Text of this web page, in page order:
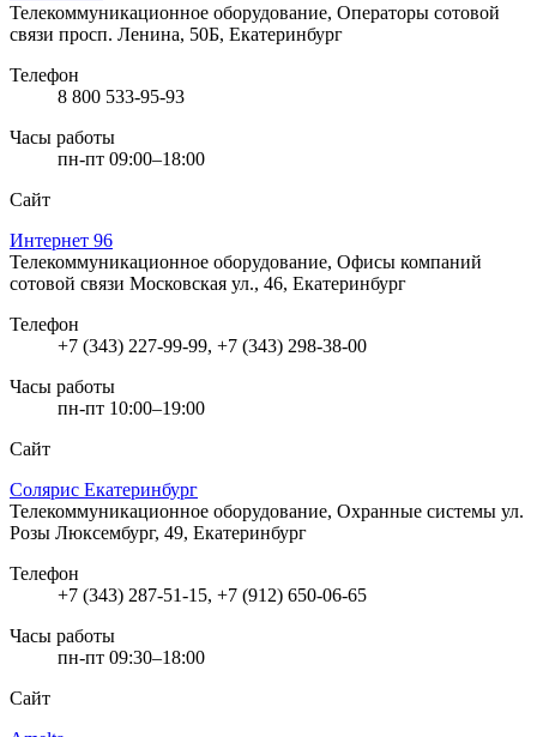
Телекоммуникационное оборудование, Операторы сотовой
связи просп. Ленина, 50Б, Екатеринбург
Телефон
8 800 533-95-93
Часы работы
пн-пт 09:00–18:00
Сайт
Интернет 96
Телекоммуникационное оборудование, Офисы компаний
сотовой связи Московская ул., 46, Екатеринбург
Телефон
+7 (343) 227-99-99, +7 (343) 298-38-00
Часы работы
пн-пт 10:00–19:00
Сайт
Солярис Екатеринбург
Телекоммуникационное оборудование, Охранные системы ул.
Розы Люксембург, 49, Екатеринбург
Телефон
+7 (343) 287-51-15, +7 (912) 650-06-65
Часы работы
пн-пт 09:30–18:00
Сайт